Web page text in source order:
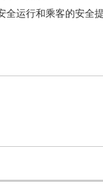
全运行和乘客的安全